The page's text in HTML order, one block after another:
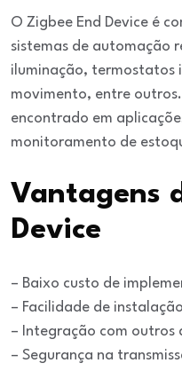
O Zigbee End Device é
sistemas de automação
iluminação, termostatos
movimento, entre
encontrado em
monitoramento de
Vantagens
Device
– Baixo custo de
– Facilidade de
– Integração com outros
– Segurança na